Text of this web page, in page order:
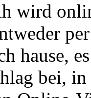
wird
hause,
bei,